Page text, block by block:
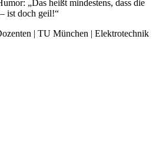
„Das heißt mindestens, dass die
ist doch geil!“